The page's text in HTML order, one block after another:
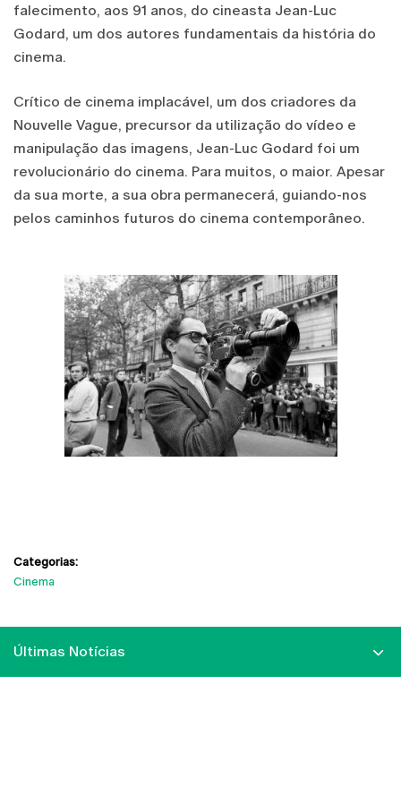
falecimento, aos 91 anos, do cineasta Jean-Luc
Godard, um dos autores fundamentais da história do
cinema.
Crítico de cinema implacável, um dos criadores da
Nouvelle Vague, precursor da utilização do vídeo e
manipulação das imagens, Jean-Luc Godard foi um
revolucionário do cinema. Para muitos, o maior. Apesar
da sua morte, a sua obra permanecerá, guiando-nos
pelos caminhos futuros do cinema contemporâneo.
Categorias:
Cinema
Últimas Notícias